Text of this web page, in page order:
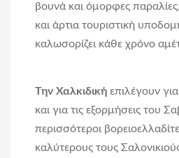
βουνά και όμορφες
και άρτια τουριστική
καλωσορίζει κάθε χρόνο
Την Χαλκιδική επιλέγουν
και για τις εξορμήσεις του
περισσότεροι
καλύτερους τους